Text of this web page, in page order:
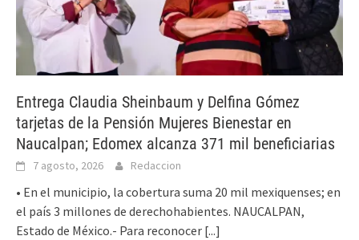
Entrega Claudia Sheinbaum y Delfina Gómez
tarjetas de la Pensión Mujeres Bienestar en
Naucalpan; Edomex alcanza 371 mil beneficiarias
7 agosto, 2026 Redaccion
• En el municipio, la cobertura suma 20 mil mexiquenses; en
el país 3 millones de derechohabientes. NAUCALPAN,
Estado de México.- Para reconocer [...]